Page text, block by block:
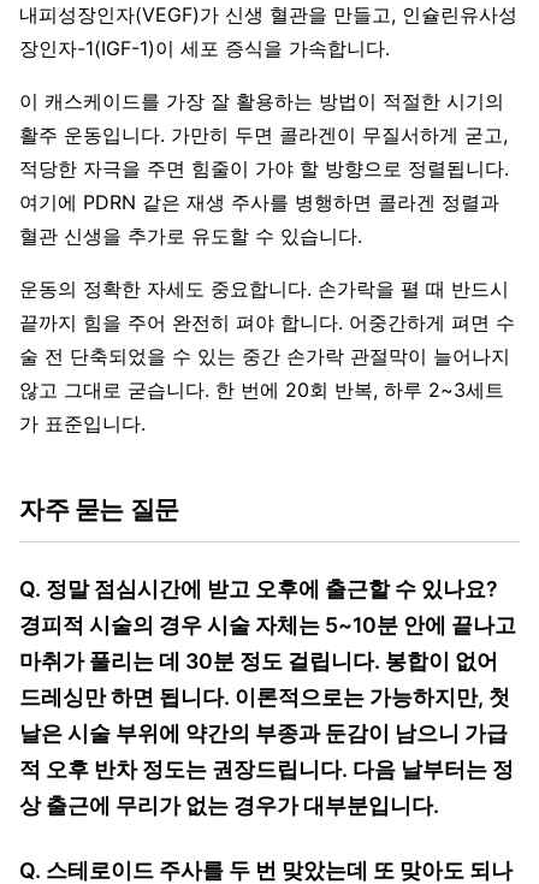
내피성장인자(VEGF)가 신생 혈관을 만들고, 인슐린유사성
장인자-1(IGF-1)이 세포 증식을 가속합니다.
이 캐스케이드를 가장 잘 활용하는 방법이 적절한 시기의
활주 운동입니다. 가만히 두면 콜라겐이 무질서하게 굳고,
적당한 자극을 주면 힘줄이 가야 할 방향으로 정렬됩니다.
여기에 PDRN 같은 재생 주사를 병행하면 콜라겐 정렬과
혈관 신생을 추가로 유도할 수 있습니다.
운동의 정확한 자세도 중요합니다. 손가락을 펼 때 반드시
끝까지 힘을 주어 완전히 펴야 합니다. 어중간하게 펴면 수
술 전 단축되었을 수 있는 중간 손가락 관절막이 늘어나지
않고 그대로 굳습니다. 한 번에 20회 반복, 하루 2~3세트
가 표준입니다.
자주 묻는 질문
Q. 정말 점심시간에 받고 오후에 출근할 수 있나요?
경피적 시술의 경우 시술 자체는 5~10분 안에 끝나고
마취가 풀리는 데 30분 정도 걸립니다. 봉합이 없어
드레싱만 하면 됩니다. 이론적으로는 가능하지만, 첫
날은 시술 부위에 약간의 부종과 둔감이 남으니 가급
적 오후 반차 정도는 권장드립니다. 다음 날부터는 정
상 출근에 무리가 없는 경우가 대부분입니다.
Q. 스테로이드 주사를 두 번 맞았는데 또 맞아도 되나